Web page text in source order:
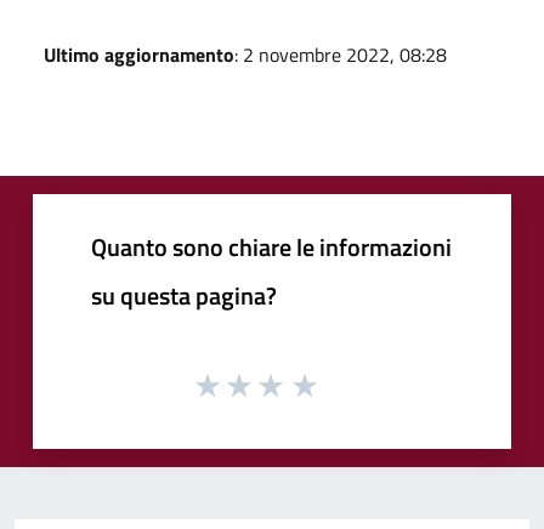
Ultimo aggiornamento: 2 novembre 2022, 08:28
Quanto sono chiare le informazioni
su questa pagina?